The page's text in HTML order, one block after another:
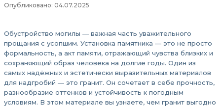
Опубликовано: 04.07.2025
Обустройство могилы — важная часть уважительного
прощания с усопшим. Установка памятника — это не просто
формальность, а акт памяти, отражающий чувства близких и
сохраняющий образ человека на долгие годы. Один из
самых надёжных и эстетически выразительных материалов
для надгробий — это гранит. Он сочетает в себе прочность,
разнообразие оттенков и устойчивость к погодным
условиям. В этом материале вы узнаете, чем гранит выгодно